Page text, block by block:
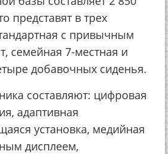
представят в трех
с привычным
семейная 7-местная и
добавочных сиденья.
составляют: цифровая
адаптивная
установка, медийная
дисплеем,